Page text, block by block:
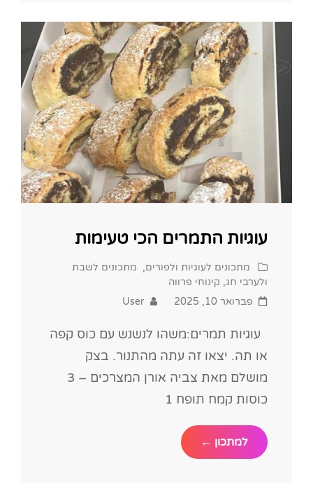
עוגיות התמרים הכי טעימות
Cat
Links
מתכונים לעוגיות ולפורים, מתכונים לשבת
ולערבי חג, קינוחי פרווה
Posted
פברואר 10, 2025 User
עוגיות תמרים:משהו לנשנש עם כוס קפה
או תה. יצאו זה עתה מהתנור. בצק
מושלם מאת צביה אורן המצרכים – 3
כוסות קמח תופח 1
למתכון ← עוגיות
התמרים